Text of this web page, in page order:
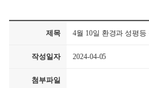
제목 4월 10일 환경과 성평
작성일자 2024-04-05
첨부파일